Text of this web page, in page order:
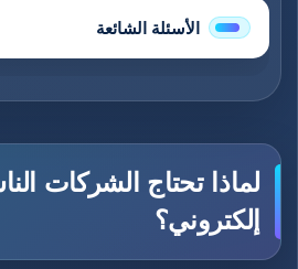
الأسئلة الشائعة
لماذا تحتاج الشركات
إلكتروني؟